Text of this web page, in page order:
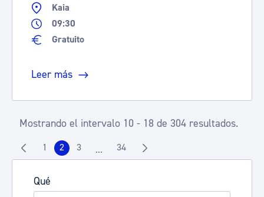
Qué
Kaia
09:30
Gratuito
Leer más
Mostrando el intervalo 10 - 18 de 304 resultados.
Página
1 Página
2 Página
3 ...Páginas intermedias Use TAB para
Página
34